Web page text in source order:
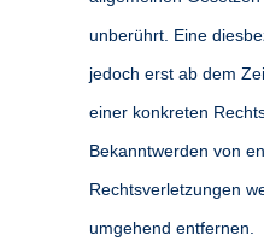
unberührt. Eine
jedoch erst ab dem
einer konkreten
Bekanntwerden von
Rechtsverletzungen
umgehend entfernen.